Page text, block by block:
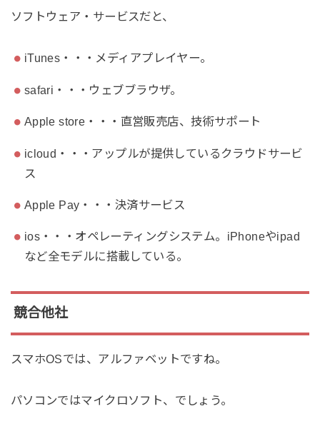
ソフトウェア・サービスだと、
iTunes・・・メディアプレイヤー。
safari・・・ウェブブラウザ。
Apple store・・・直営販売店、技術サポート
icloud・・・アップルが提供しているクラウドサービ
ス
Apple Pay・・・決済サービス
ios・・・オペレーティングシステム。iPhoneやipad
など全モデルに搭載している。
競合他社
スマホOSでは、アルファベットですね。
パソコンではマイクロソフト、でしょう。